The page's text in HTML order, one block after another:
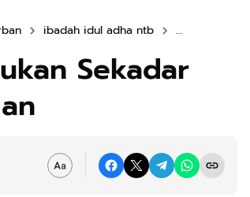
ibadah idul adha ntb shalat idul
Sekadar